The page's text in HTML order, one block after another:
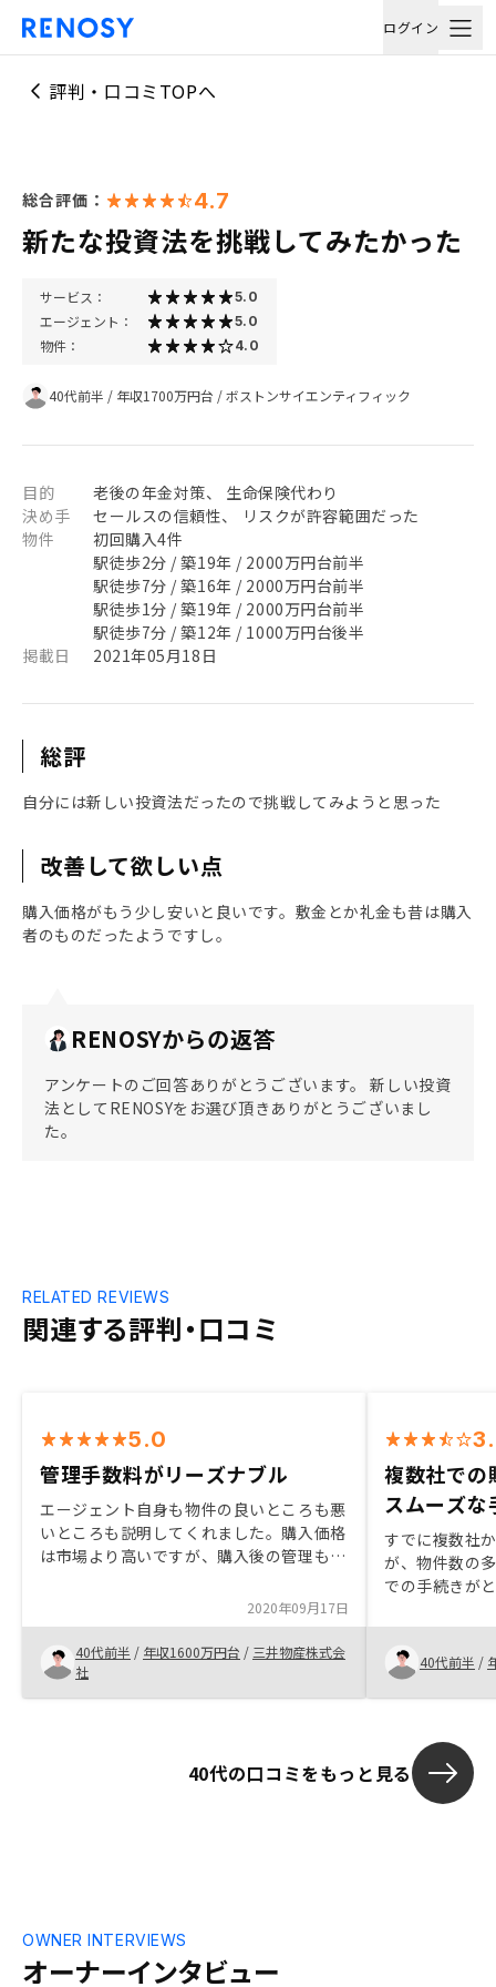
ログイン
評判・口コミTOPへ
総合評価： 4.7
新たな投資法を挑戦してみたかった
サービス： 5.0
エージェント： 5.0
物件： 4.0
40代前半 / 年収1700万円台 /ボストンサイエンティフィック
目的
老後の年金対策、 生命保険代わり
決め手
セールスの信頼性、 リスクが許容範囲だった
物件
初回購入4件
駅徒歩2分 / 築19年 / 2000万円台前半
駅徒歩7分 / 築16年 / 2000万円台前半
駅徒歩1分 / 築19年 / 2000万円台前半
駅徒歩7分 / 築12年 / 1000万円台後半
掲載日
2021年05月18日
総評
自分には新しい投資法だったので挑戦してみようと思った
改善して欲しい点
購入価格がもう少し安いと良いです。敷金とか礼金も昔は購入
者のものだったようですし。
RENOSYからの返答
アンケートのご回答ありがとうございます。 新しい投資
法としてRENOSYをお選び頂きありがとうございまし
た。
関連する評判・口コミ
RELATED REVIEWS
5.0
管理手数料がリーズナブル
エージェント自身も物件の良いところも悪
いところも説明してくれました。購入価格
は市場より高いですが、購入後の管理も考
格を市場価格と同等として欲しい。2020年09月17日
40代前半 / 年収1600万円台 / 三井物産株式会
社
複数社での
スムーズな
すでに複数社
が、物件数の
での手続きが
一律同じ設定
によって適切
と思います。
40代前半 /
40代の口コミをもっと見る
オーナーインタビュー
OWNER INTERVIEWS